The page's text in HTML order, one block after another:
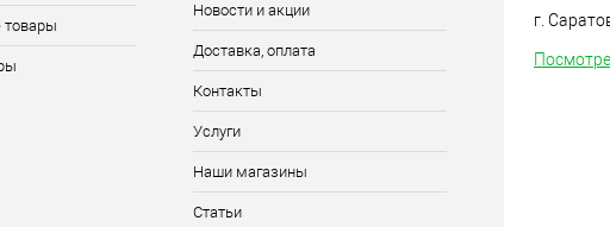
Новости и акции
Доставка, оплата
Контакты
Услуги
Наши магазины
Статьи
г.